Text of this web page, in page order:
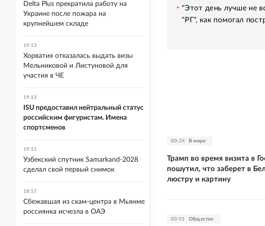
"Этот день лучше не
"РГ", как помогал
00:24 В мире
Трамп во время визита в
пошутил, что заберет в
люстру и картину
00:01 Общество
Delta Plus прекратила работу на
Украине после пожара на
крупнейшем складе
19:13
Хорватия отказалась выдать визы
Мельниковой и Листуновой для
участия в ЧЕ
19:13
ISU предоставил нейтральный статус
российским фигуристам. Имена
спортсменов
19:11
Узбекский спутник Samarkand-2028
сделал свой первый снимок
18:57
Сбежавшая из скам-центра в Мьянме
россиянка исчезла в ОАЭ